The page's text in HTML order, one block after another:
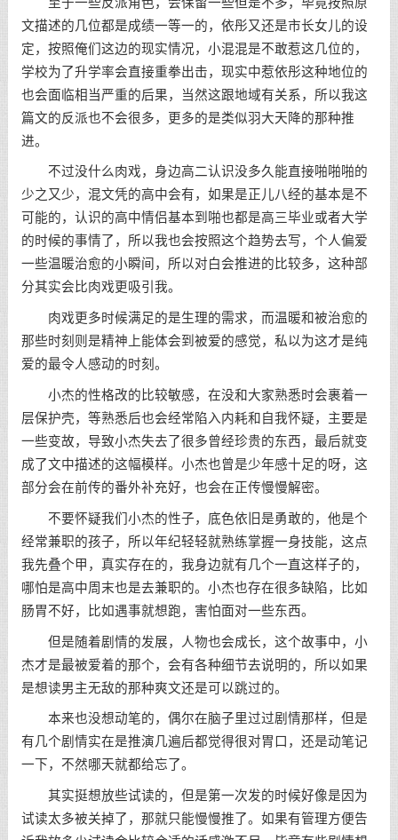
文描述的几位都是成绩一等一的，依彤又还是市长女儿的设
定，按照俺们这边的现实情况，小混混是不敢惹这几位的，
学校为了升学率会直接重拳出击，现实中惹依彤这种地位的
也会面临相当严重的后果，当然这跟地域有关系，所以我这
篇文的反派也不会很多，更多的是类似羽大天降的那种推
进。
不过没什么肉戏，身边高二认识没多久能直接啪啪啪的
少之又少，混文凭的高中会有，如果是正儿八经的基本是不
可能的，认识的高中情侣基本到啪也都是高三毕业或者大学
的时候的事情了，所以我也会按照这个趋势去写，个人偏爱
一些温暖治愈的小瞬间，所以对白会推进的比较多，这种部
分其实会比肉戏更吸引我。
肉戏更多时候满足的是生理的需求，而温暖和被治愈的
那些时刻则是精神上能体会到被爱的感觉，私以为这才是纯
爱的最令人感动的时刻。
小杰的性格改的比较敏感，在没和大家熟悉时会裹着一
层保护壳，等熟悉后也会经常陷入内耗和自我怀疑，主要是
一些变故，导致小杰失去了很多曾经珍贵的东西，最后就变
成了文中描述的这幅模样。小杰也曾是少年感十足的呀，这
部分会在前传的番外补充好，也会在正传慢慢解密。
不要怀疑我们小杰的性子，底色依旧是勇敢的，他是个
经常兼职的孩子，所以年纪轻轻就熟练掌握一身技能，这点
我先叠个甲，真实存在的，我身边就有几个一直这样子的，
哪怕是高中周末也是去兼职的。小杰也存在很多缺陷，比如
肠胃不好，比如遇事就想跑，害怕面对一些东西。
但是随着剧情的发展，人物也会成长，这个故事中，小
杰才是最被爱着的那个，会有各种细节去说明的，所以如果
是想读男主无敌的那种爽文还是可以跳过的。
本来也没想动笔的，偶尔在脑子里过过剧情那样，但是
有几个剧情实在是推演几遍后都觉得很对胃口，还是动笔记
一下，不然哪天就都给忘了。
其实挺想放些试读的，但是第一次发的时候好像是因为
试读太多被关掉了，那就只能慢慢推了。如果有管理方便告